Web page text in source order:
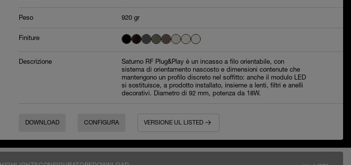
Peso 920 gr
Finiture
Descrizione
Saturno RF Plug&Play è un incasso a filo orientabile, con
sistema di orientamento nascosto e dimensioni contenute che
mantengono un profilo discreto nel soffitto: anche il modulo LED
si sostituisce, a prodotto installato, insieme a lenti, filtri e anelli
decorativi. Diametro di 92 mm, potenza da 18W.
DOWNLOAD CONFIGURA VERSIONE UL LISTED